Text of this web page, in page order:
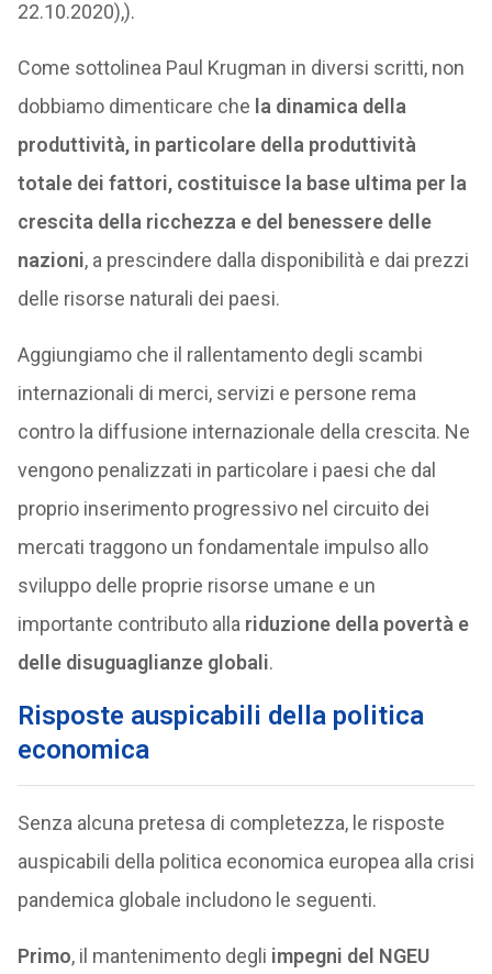
22.10.2020),).
Come sottolinea Paul Krugman in diversi scritti, non
dobbiamo dimenticare che la dinamica della
produttività, in particolare della produttività
totale dei fattori, costituisce la base ultima per la
crescita della ricchezza e del benessere delle
nazioni, a prescindere dalla disponibilità e dai prezzi
delle risorse naturali dei paesi.
Aggiungiamo che il rallentamento degli scambi
internazionali di merci, servizi e persone rema
contro la diffusione internazionale della crescita. Ne
vengono penalizzati in particolare i paesi che dal
proprio inserimento progressivo nel circuito dei
mercati traggono un fondamentale impulso allo
sviluppo delle proprie risorse umane e un
importante contributo alla riduzione della povertà e
delle disuguaglianze globali.
Risposte auspicabili della politica
economica
Senza alcuna pretesa di completezza, le risposte
auspicabili della politica economica europea alla crisi
pandemica globale includono le seguenti.
Primo, il mantenimento degli impegni del NGEU